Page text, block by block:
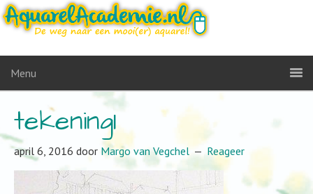
Menu
tekening1
april 6, 2016 door Margo van Vegchel Reageer